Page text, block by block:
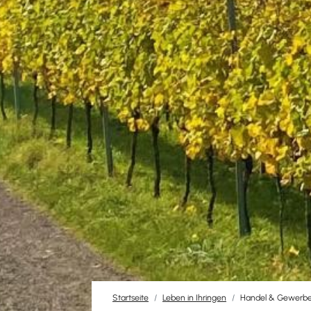
Startseite Leben in Ihringen Handel &